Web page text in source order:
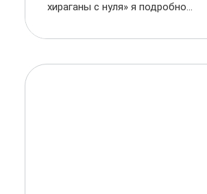
хираганы с нуля» я подробно...